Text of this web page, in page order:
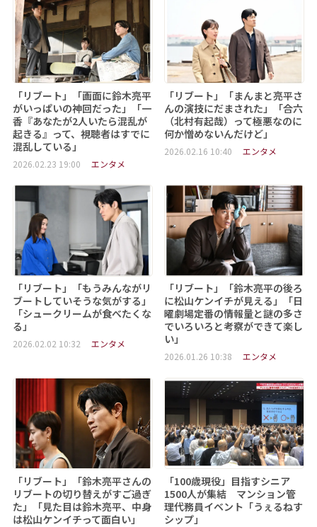
「リブート」「画面に鈴木亮平
がいっぱいの神回だった」「一
香『あなたが2人いたら混乱が
起きる』って、視聴者はすでに
混乱している」
2026.02.23 19:00 エンタメ
「リブート」「まんまと亮平さ
んの演技にだまされた」「合六
（北村有起哉）って極悪なのに
何か憎めないんだけど」
2026.02.16 10:40 エンタメ
「リブート」「もうみんながリ
ブートしていそうな気がする」
「シュークリームが食べたくな
る」
2026.02.02 10:32 エンタメ
「リブート」「鈴木亮平の後ろ
に松山ケンイチが見える」「日
曜劇場定番の情報量と謎の多さ
でいろいろと考察ができて楽し
い」
2026.01.26 10:38 エンタメ
「リブート」「鈴木亮平さんの
リブートの切り替えがすご過ぎ
た」「見た目は鈴木亮平、中身
は松山ケンイチって面白い」
「100歳現役」目指すシニア
1500人が集結 マンション管
理代務員イベント「うぇるねす
シップ」